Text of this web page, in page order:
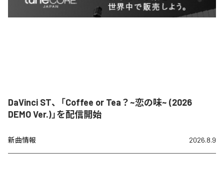
DaVinci ST、「Coffee or Tea？~恋の味~ (2026
DEMO Ver.)」を配信開始
新曲情報 2026.8.9